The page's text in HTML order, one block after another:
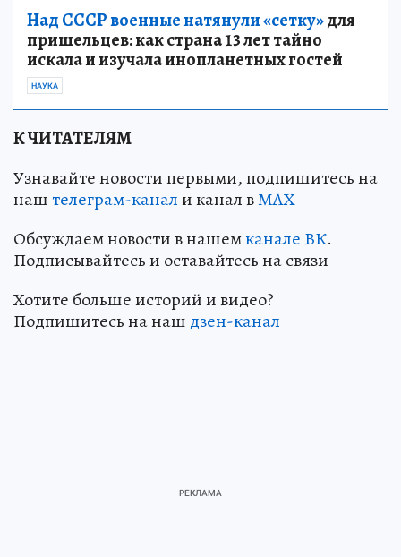
Над СССР военные натянули «сетку»для
пришельцев: как страна 13 лет тайно
искала и изучала инопланетных гостей
НАУКА
К ЧИТАТЕЛЯМ
Узнавайте новости первыми, подпишитесь на
наштелеграм-канали канал вМАХ
Обсуждаем новости в нашемканале ВК.
Подписывайтесь и оставайтесь на связи
Хотите больше историй и видео?
Подпишитесь на наш дзен-канал